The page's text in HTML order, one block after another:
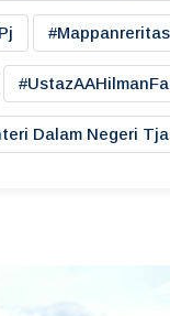
Dalam Negeri